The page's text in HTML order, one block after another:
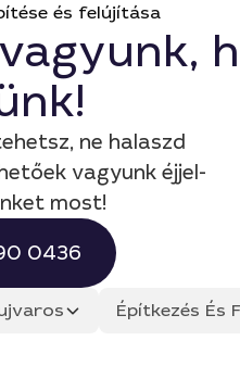
és felújítása
ne halaszd
vagyunk éjjel-
most!
0436
Építkezés És